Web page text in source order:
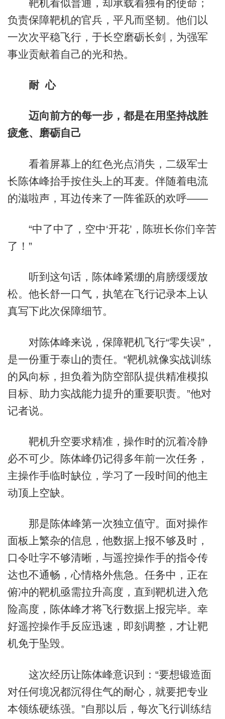
靶机看似普通，却承载着独有的使命；
负责保障靶机的官兵，平凡而坚韧。他们以
一次次平稳飞行，于长空磨砺长剑，为强军
事业贡献着自己的光和热。
耐 心
迈向前方的每一步，都是在用坚持战胜
疲惫、磨砺自己
看着屏幕上的红色光点消失，二级军士
长陈体峰抬手按住头上的耳麦。伴随着电流
的滋啦声，耳边传来了一阵雀跃的欢呼——
“中了中了，空中‘开花’，陈班长你们辛苦
了！”
听到这句话，陈体峰紧绷的肩膀缓缓放
松。他长舒一口气，执笔在飞行记录本上认
真写下此次保障细节。
对陈体峰来说，保障靶机飞行“零失误”，
是一份重于泰山的责任。“靶机就像实战训练
的风向标，担负着为防空部队提供精准模拟
目标、助力实战能力提升的重要职责。”他对
记者说。
靶机升空要求精准，操作时的沉着冷静
必不可少。陈体峰仍记得多年前一次任务，
主操作手临时缺位，学习了一段时间的他主
动顶上空缺。
那是陈体峰第一次独立值守。面对操作
面板上繁杂的信息，他数据上报不够及时，
口令吐字不够清晰，与遥控操作手的指令传
达也不通畅，心情格外焦急。任务中，正在
俯冲的靶机亟需拉升高度，直到靶机进入危
险高度，陈体峰才将飞行数据上报完毕。幸
好遥控操作手反应迅速，即刻调整，才让靶
机免于坠毁。
这次经历让陈体峰意识到：“要想锻造面
对任何境况都沉得住气的耐心，就要把专业
本领练硬练强。”自那以后，每次飞行训练结